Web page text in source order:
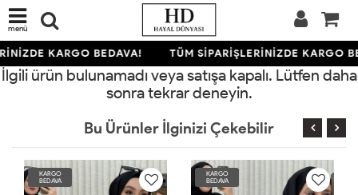
menü
KARGO BEDAVA! TÜM SİPARİŞLERİNİZDE KARGO
İlgili ürün bulunamadı veya satışa kapalı. Lütfen daha
sonra tekrar deneyin.
Bu Ürünler İlginizi Çekebilir
KARGO
BEDAVA
KARGO
BEDAVA